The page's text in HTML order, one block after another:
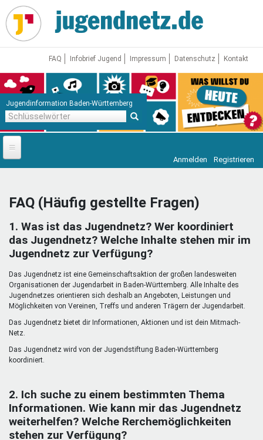
Direkt
zum
Inhalt
FAQ Infobrief Jugend Impressum Datenschutz Kontakt
Jugendinformation Baden-Württemberg
Startseite
Jugendnetz
Freizeit & Reisen
Mentoren & Projekte
Schule & Beruf
Demokratie & Beteiligung
Vor Ort
Anmelden Registrieren
FAQ (Häufig gestellte Fragen)
1. Was ist das Jugendnetz? Wer koordiniert
das Jugendnetz? Welche Inhalte stehen mir im
Jugendnetz zur Verfügung?
Das Jugendnetz ist eine Gemeinschaftsaktion der großen landesweiten
Organisationen der Jugendarbeit in Baden-Württemberg. Alle Inhalte des
Jugendnetzes orientieren sich deshalb an Angeboten, Leistungen und
Möglichkeiten von Vereinen, Treffs und anderen Trägern der Jugendarbeit.
Das Jugendnetz bietet dir Informationen, Aktionen und ist dein Mitmach-
Netz.
Das Jugendnetz wird von der Jugendstiftung Baden-Württemberg
koordiniert.
2. Ich suche zu einem bestimmten Thema
Informationen. Wie kann mir das Jugendnetz
weiterhelfen? Welche Rerchemöglichkeiten
stehen zur Verfügung?